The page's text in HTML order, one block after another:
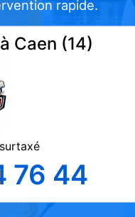
rapide.
Caen (14)
76 44